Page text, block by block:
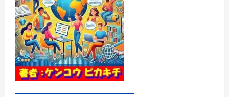
あ
な
た
を
虜
に
す
る！」
に
つ
い
て
さ